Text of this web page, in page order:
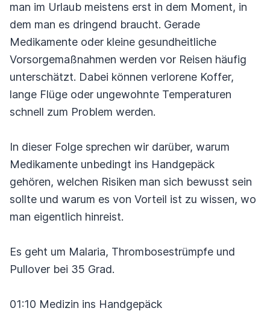
man im Urlaub meistens erst in dem Moment, in
dem man es dringend braucht. Gerade
Medikamente oder kleine gesundheitliche
Vorsorgemaßnahmen werden vor Reisen häufig
unterschätzt. Dabei können verlorene Koffer,
lange Flüge oder ungewohnte Temperaturen
schnell zum Problem werden.
In dieser Folge sprechen wir darüber, warum
Medikamente unbedingt ins Handgepäck
gehören, welchen Risiken man sich bewusst sein
sollte und warum es von Vorteil ist zu wissen, wo
man eigentlich hinreist.
Es geht um Malaria, Thrombosestrümpfe und
Pullover bei 35 Grad.
01:10 Medizin ins Handgepäck